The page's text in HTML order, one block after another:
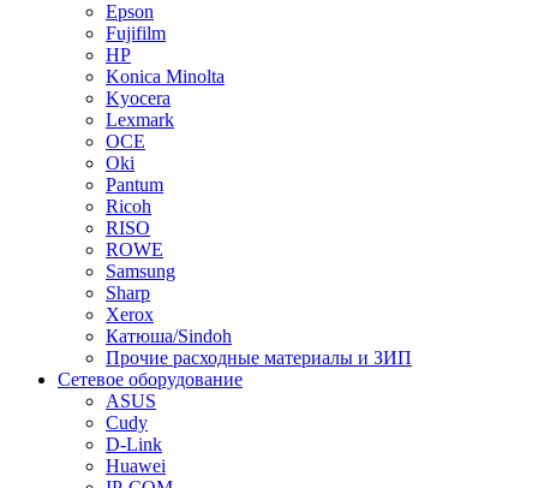
Epson
Fujifilm
HP
Konica Minolta
Kyocera
Lexmark
OCE
Oki
Pantum
Ricoh
RISO
ROWE
Samsung
Sharp
Xerox
Катюша/Sindoh
Прочие расходные материалы и ЗИП
Сетевое оборудование
ASUS
Cudy
D-Link
Huawei